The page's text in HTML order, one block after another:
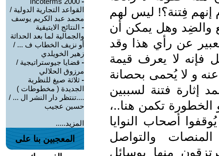
فِتنة؟! ليس لهم
والضِد وهل يمكن أن
عن رأي هذا وقد
فإنه لا يعرف قيمة
و لا يُحمى بحصانة
إثارة فتنة لسببين
تكمن هنا..،
أصحاب النوايا
والتواصل
منها بوسائل
القواعد التجارية الدولية /
محمد عبد الكريم يوسف
- النتائج الايتيقية
والجمالية لما بعد الحداثة
أو نزيف الخطاب ف ... /
زهير الخويلدي
- قضايا جيوستراتيجية /
مرزوق الحلالي
- ثلاثة صيغ للنظرية
الجديدة ( مخطوطات )
....تنتظر دار النشر ال ... /
حسين عجيب
المزيد.....
المعجبين بنا على